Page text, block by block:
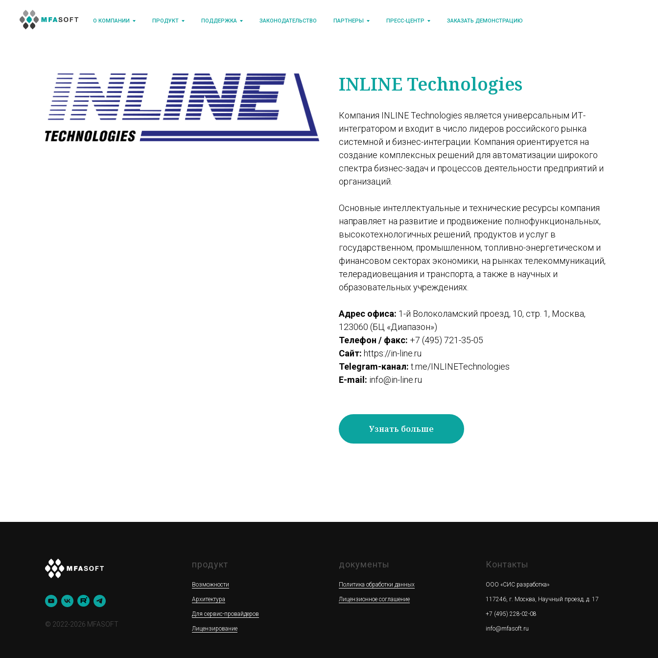
О КОМПАНИИ ПРОДУКТ ПОДДЕРЖКА ЗАКОНОДАТЕЛЬСТВО ПАРТНЕРЫ ПРЕСС-ЦЕНТР ЗАКАЗАТЬ ДЕМОНСТРАЦИЮ
INLINE Technologies
Компания INLINE Technologies является универсальным ИТ-
интегратором и входит в число лидеров российского рынка
системной и бизнес-интеграции. Компания ориентируется на
создание комплексных решений для автоматизации широкого
спектра бизнес-задач и процессов деятельности предприятий и
организаций.
Основные интеллектуальные и технические ресурсы компания
направляет на развитие и продвижение полнофункциональных,
высокотехнологичных решений, продуктов и услуг в
государственном, промышленном, топливно-энергетическом и
финансовом секторах экономики, на рынках телекоммуникаций,
телерадиовещания и транспорта, а также в научных и
образовательных учреждениях.
Адрес офиса: 1-й Волоколамский проезд, 10, стр. 1, Москва,
123060 (БЦ «Диапазон»)
Телефон / факс: +7 (495) 721-35-05
Сайт: https://in-line.ru
Telegram-канал: t.me/INLINETechnologies
E-mail: info@in-line.ru
Узнать больше
© 2022-2026 MFASOFT
продукт
Возможности
Архитектура
Для сервис-провайдеров
Лицензирование
документы
Политика обработки данных
Лицензионное соглашение
Контакты
ООО «СИС разработка»
117246, г. Москва, Научный проезд, д. 17
+7 (495) 228-02-08
info@mfasoft.ru